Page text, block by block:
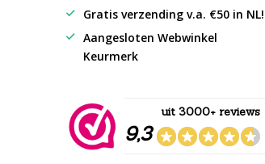
Gratis verzending v.a. €50 in NL!
Aangesloten Webwinkel
Keurmerk
9,3
uit 3000+ reviews